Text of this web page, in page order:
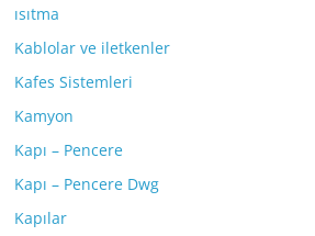
ısıtma
Kablolar ve iletkenler
Kafes Sistemleri
Kamyon
Kapı – Pencere
Kapı – Pencere Dwg
Kapılar